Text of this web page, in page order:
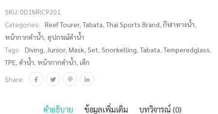
ดี**REEF
TOURER
หน้ากากดำ
น้ำชุด
สำหรับเด็ก
อายุ 4-9 ปี
SKU: 0D1MRC9201
Categories:
Reef Tourer,Tabata,Thai Sports Brand, กีฬาทางน้ำ,
หน้ากากดำน้ำ, อุปกรณ์ดำน้ำ
Tags:
Diving, Junior, Mask, Set, Snorkelling,Tabata,Temperedglass,
TPE, ดำน้ำ, หน้ากากดำน้ำ, เด็ก
Share:
คำอธิบาย ข้อมูลเพิ่มเติม บทวิจารณ์ (0)